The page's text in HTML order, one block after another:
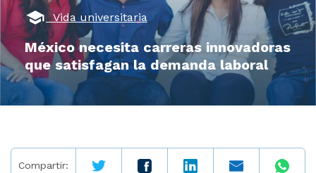
Vida universitaria
México necesita carreras innovadoras
que satisfagan la demanda laboral
Compartir: